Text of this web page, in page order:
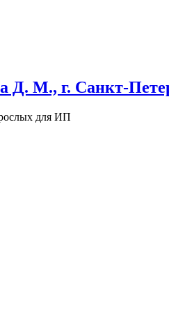
Д. М., г. Санкт-
для ИП